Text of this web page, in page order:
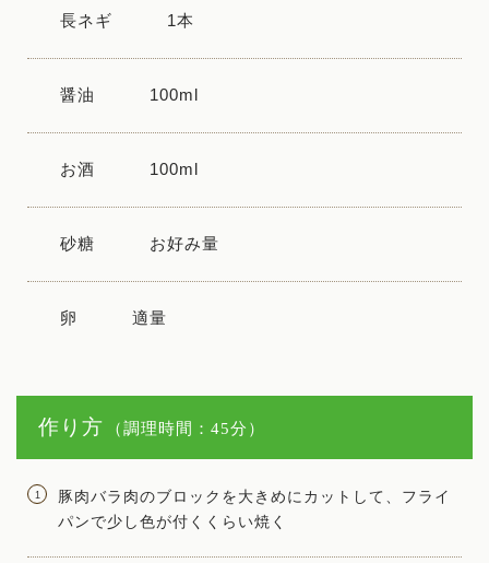
長ネギ 1本
醤油 100ml
お酒 100ml
砂糖 お好み量
卵 適量
作り方 （調理時間：45分）
豚肉バラ肉のブロックを大きめにカットして、フライ
パンで少し色が付くくらい焼く